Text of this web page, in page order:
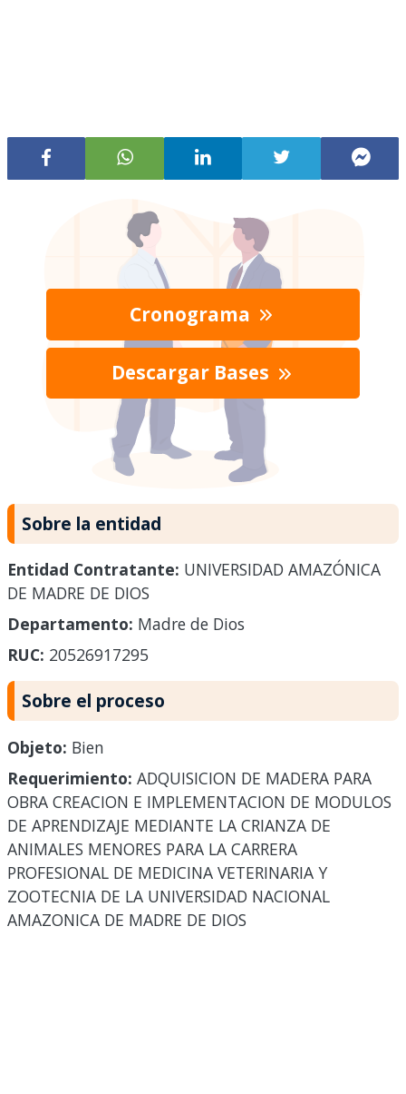
Cronograma
Descargar Bases
Sobre la entidad
Entidad Contratante: UNIVERSIDAD AMAZÓNICA
DE MADRE DE DIOS
Departamento: Madre de Dios
RUC: 20526917295
Sobre el proceso
Objeto: Bien
Requerimiento: ADQUISICION DE MADERA PARA
OBRA CREACION E IMPLEMENTACION DE MODULOS
DE APRENDIZAJE MEDIANTE LA CRIANZA DE
ANIMALES MENORES PARA LA CARRERA
PROFESIONAL DE MEDICINA VETERINARIA Y
ZOOTECNIA DE LA UNIVERSIDAD NACIONAL
AMAZONICA DE MADRE DE DIOS